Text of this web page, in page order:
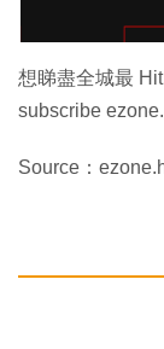
想睇盡全城最
subscribe
Source：